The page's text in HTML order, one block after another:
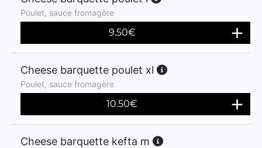
Poulet, sauce fromagère
9.50€
Cheese barquette poulet xl
Poulet, sauce fromagère
10.50€
Cheese barquette kefta m